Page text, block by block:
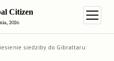
Citizen
2026
open
siedziby do Gibraltaru: